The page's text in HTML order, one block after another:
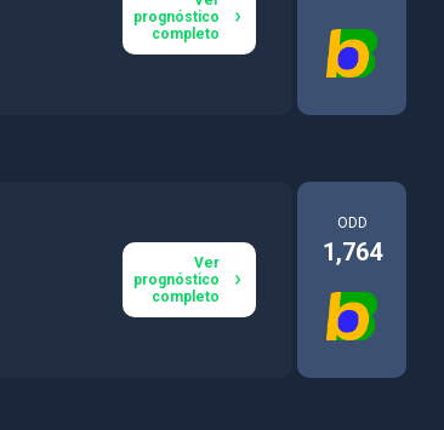
prognóstico
completo
Ver
prognóstico
completo
ODD
1,764